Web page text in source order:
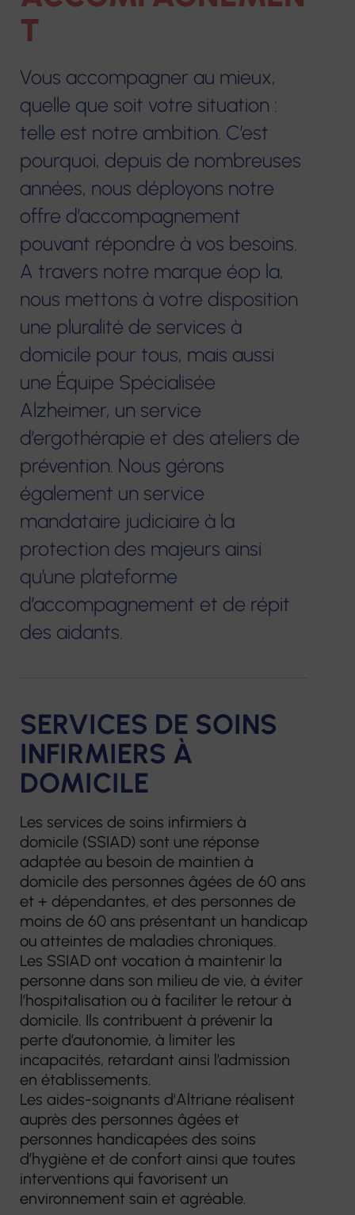
santé
infirmiers
Hospitalisation
à domicile
Centres de
santé dentaire
Centres
optiques
Écouter
Voir
Centres
d'audition
Écouter
Voir
Laboratoire
de
prothèses
dentaires
Pharmacie
Matériel
médical
infirmiers à
domicile
Services à domicile
éop la
Crèche
Service Mandataire
Judiciaire à la
Protection des
Majeurs
Plateforme
d’accompagnement
et de répit des
aidants
Centre de
Ressources
Territorial
pour
personnes
âgées
Hébergements
temporaires
Habitats
inclusifs
Vilâmo
Accueil de jour
Notre construction et nos projets
Nous contacter
T
Vous accompagner au mieux,
quelle que soit votre situation :
telle est notre ambition. C’est
pourquoi, depuis de nombreuses
années, nous déployons notre
offre d’accompagnement
pouvant répondre à vos besoins.
A travers notre marque éop la,
nous mettons à votre disposition
une pluralité de services à
domicile pour tous, mais aussi
une Équipe Spécialisée
Alzheimer, un service
d’ergothérapie et des ateliers de
prévention. Nous gérons
également un service
mandataire judiciaire à la
protection des majeurs ainsi
qu’une plateforme
d’accompagnement et de répit
des aidants.
SERVICES DE SOINS
INFIRMIERS À
DOMICILE
Les services de soins infirmiers à
domicile (SSIAD) sont une réponse
adaptée au besoin de maintien à
domicile des personnes âgées de 60 ans
et + dépendantes, et des personnes de
moins de 60 ans présentant un handicap
ou atteintes de maladies chroniques.
Les SSIAD ont vocation à maintenir la
personne dans son milieu de vie, à éviter
l’hospitalisation ou à faciliter le retour à
domicile. Ils contribuent à prévenir la
perte d’autonomie, à limiter les
incapacités, retardant ainsi l’admission
en établissements.
Les aides-soignants d'Altriane réalisent
auprès des personnes âgées et
personnes handicapées des soins
d’hygiène et de confort ainsi que toutes
interventions qui favorisent un
environnement sain et agréable.